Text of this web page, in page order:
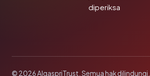
diperiksa
© 2026 AlgaspriTrust. Semua hak dilindungi.